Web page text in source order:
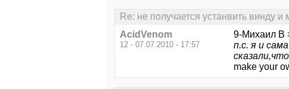
Re: не получается устанвить винду
AcidVenom
12 - 07.07.2010 - 17:57
9-Михаил В
п.с. я и
make your